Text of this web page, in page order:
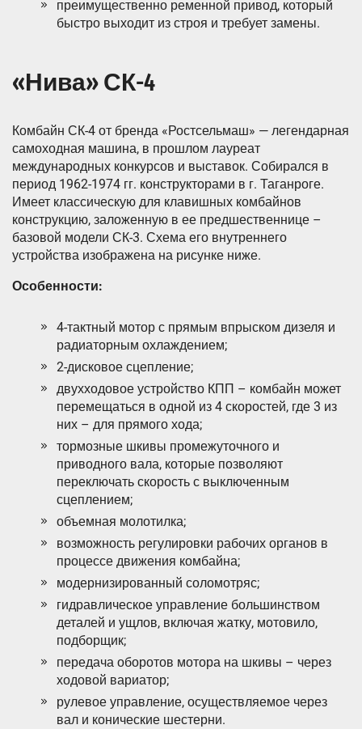
преимущественно ременной привод, который
быстро выходит из строя и требует замены.
«Нива» СК-4
Комбайн СК-4 от бренда «Ростсельмаш» — легендарная
самоходная машина, в прошлом лауреат
международных конкурсов и выставок. Собирался в
период 1962-1974 гг. конструкторами в г. Таганроге.
Имеет классическую для клавишных комбайнов
конструкцию, заложенную в ее предшественнице –
базовой модели СК-3. Схема его внутреннего
устройства изображена на рисунке ниже.
Особенности:
4-тактный мотор с прямым впрыском дизеля и
радиаторным охлаждением;
2-дисковое сцепление;
двухходовое устройство КПП – комбайн может
перемещаться в одной из 4 скоростей, где 3 из
них – для прямого хода;
тормозные шкивы промежуточного и
приводного вала, которые позволяют
переключать скорость с выключенным
сцеплением;
объемная молотилка;
возможность регулировки рабочих органов в
процессе движения комбайна;
модернизированный соломотряс;
гидравлическое управление большинством
деталей и ущлов, включая жатку, мотовило,
подборщик;
передача оборотов мотора на шкивы – через
ходовой вариатор;
рулевое управление, осуществляемое через
вал и конические шестерни.